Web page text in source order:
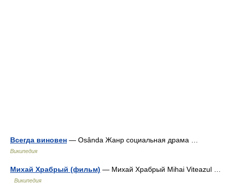
Всегда виновен — Osânda Жанр социальная драма …
Википедия
Михай Храбрый (фильм) — Михай Храбрый Mihai Viteazul …
Википедия